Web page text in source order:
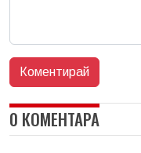
0 КОМЕНТАРА